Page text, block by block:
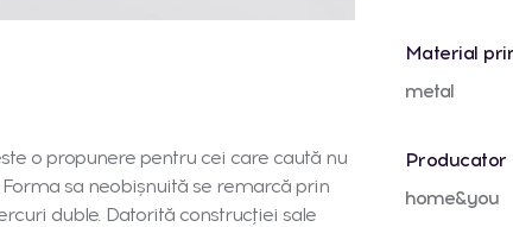
o propunere pentru cei care caută nu
sa neobișnuită se remarcă prin
duble. Datorită construcției sale
Material
metal
Producator
home&you